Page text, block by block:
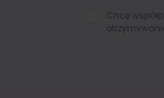
Chcę